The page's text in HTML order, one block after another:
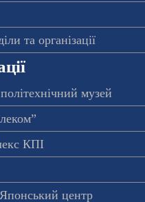
та організації
музей
КПІ
центр